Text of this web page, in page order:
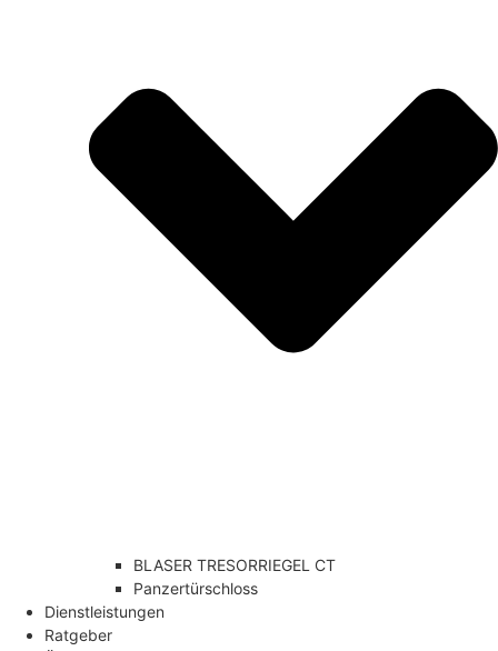
BLASER TRESORRIEGEL CT
Panzertürschloss
Dienstleistungen
Ratgeber